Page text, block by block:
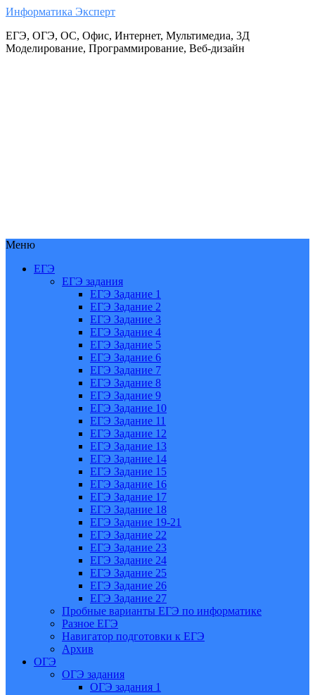
Информатика Эксперт
ЕГЭ, ОГЭ, ОС, Офис, Интернет, Мультимедиа, 3Д
Моделирование, Программирование, Веб-дизайн
Меню
ЕГЭ
ЕГЭ задания
ЕГЭ Задание 1
ЕГЭ Задание 2
ЕГЭ Задание 3
ЕГЭ Задание 4
ЕГЭ Задание 5
ЕГЭ Задание 6
ЕГЭ Задание 7
ЕГЭ Задание 8
ЕГЭ Задание 9
ЕГЭ Задание 10
ЕГЭ Задание 11
ЕГЭ Задание 12
ЕГЭ Задание 13
ЕГЭ Задание 14
ЕГЭ Задание 15
ЕГЭ Задание 16
ЕГЭ Задание 17
ЕГЭ Задание 18
ЕГЭ Задание 19-21
ЕГЭ Задание 22
ЕГЭ Задание 23
ЕГЭ Задание 24
ЕГЭ Задание 25
ЕГЭ Задание 26
ЕГЭ Задание 27
Пробные варианты ЕГЭ по информатике
Разное ЕГЭ
Навигатор подготовки к ЕГЭ
Архив
ОГЭ
ОГЭ задания
ОГЭ задания 1